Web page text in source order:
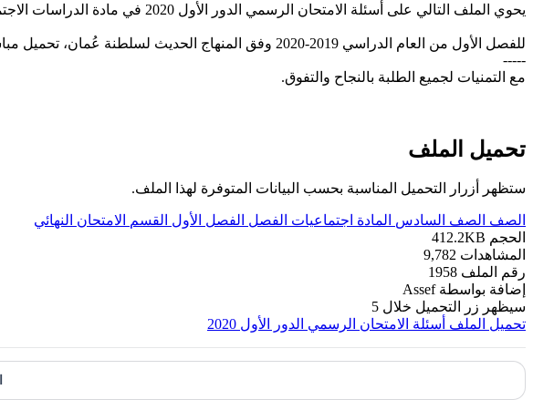
يحوي الملف التالي على أسئلة الامتحان الرسمي الدور الأول 2020 في مادة الدراسات الاجتماعية للصف السادس..
للفصل الأول من العام الدراسي 2019-2020 وفق المنهاج الحديث لسلطنة عُمان، تحميل مباشر
-----
مع التمنيات لجميع الطلبة بالنجاح والتفوق.
تحميل الملف
ستظهر أزرار التحميل المناسبة بحسب البيانات المتوفرة لهذا الملف.
الصف الصف السادس المادة اجتماعيات الفصل الفصل الأول القسم الامتحان النهائي
الحجم 412.2KB
المشاهدات 9,782
رقم الملف 1958
إضافة بواسطة Assef
سيظهر زر التحميل خلال 5
تحميل الملف أسئلة الامتحان الرسمي الدور الأول 2020